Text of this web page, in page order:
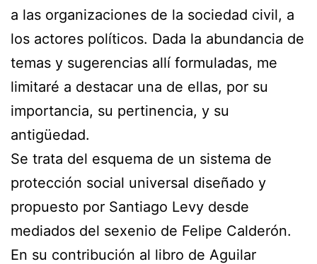
a las organizaciones de la sociedad civil, a
los actores políticos. Dada la abundancia de
temas y sugerencias allí formuladas, me
limitaré a destacar una de ellas, por su
importancia, su pertinencia, y su
antigüedad.
Se trata del esquema de un sistema de
protección social universal diseñado y
propuesto por Santiago Levy desde
mediados del sexenio de Felipe Calderón.
En su contribución al libro de Aguilar